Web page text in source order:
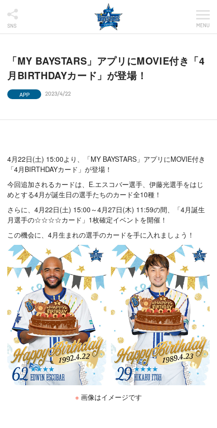
SNS MENU
「MY BAYSTARS」アプリにMOVIE付き「4
月BIRTHDAYカード」が登場！
APP 2023/4/22
4月22日(土) 15:00より、「MY BAYSTARS」アプリにMOVIE付き
「4月BIRTHDAYカード」が登場！
今回追加されるカードは、E.エスコバー選手、伊藤光選手をはじ
めとする4月が誕生日の選手たちのカード全10種！
さらに、4月22日(土) 15:00～4月27日(木) 11:59の間、「4月誕生
月選手の☆☆☆☆カード」1枚確定イベントを開催！
この機会に、4月生まれの選手のカードを手に入れましょう！
※ 画像はイメージです